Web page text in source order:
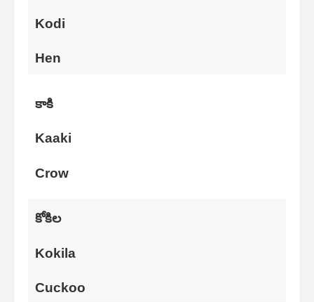
Kodi
Hen
కాకి
Kaaki
Crow
కోకిల
Kokila
Cuckoo